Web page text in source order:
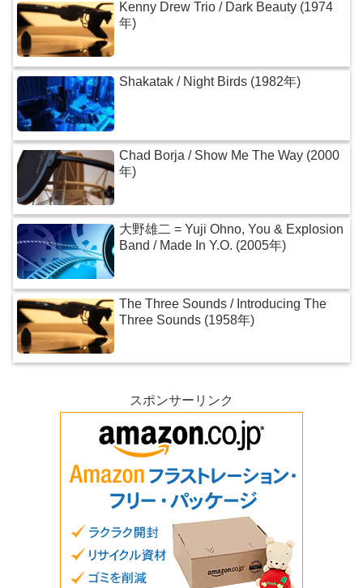
Kenny Drew Trio / Dark Beauty (1974
年)
Shakatak / Night Birds (1982年)
Chad Borja / Show Me The Way (2000
年)
大野雄二 = Yuji Ohno, You & Explosion
Band / Made In Y.O. (2005年)
The Three Sounds / Introducing The
Three Sounds (1958年)
スポンサーリンク